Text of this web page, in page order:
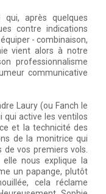
qui, après quelques
contre indications
- combinaison,
vient alors à notre
professionnalisme
communicative
Laury (ou Fanch le
qui active les ventilos
et la technicité des
de la monitrice qui
vos premiers vols.
nous explique la
un papange, plutôt
cela réclame